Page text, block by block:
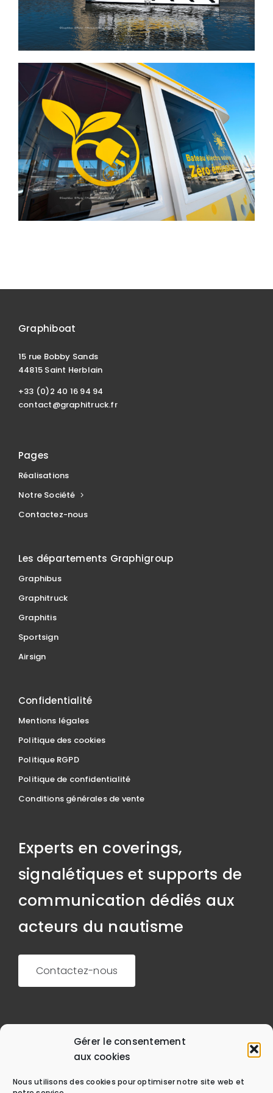
Gérer le consentement
aux cookies
Nous utilisons des cookies pour optimiser notre site web et
Graphiboat
15 rue Bobby Sands
44815 Saint Herblain
+33 (0)2 40 16 94 94
contact@graphitruck.fr
Pages
Réalisations
Notre Société
Contactez-nous
Les départements Graphigroup
Graphibus
Graphitruck
Graphitis
Sportsign
Airsign
Confidentialité
Mentions légales
Politique des cookies
Politique RGPD
Politique de confidentialité
Conditions générales de vente
Experts en coverings,
signalétiques et supports de
communication dédiés aux
acteurs du nautisme
Contactez-nous
+33 (0)2 40 16 94 94